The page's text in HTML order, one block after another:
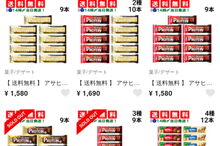
菓子/デザート
【 送料無料 】 アサヒグループ食品 1本満足バー プロテイン ホワイト 39g × 9本 まとめ買い
¥ 1,580
菓子/デザート
【 送料無料 】 アサヒグループ食品 1本満足バー プロテインバー アソート セット 2種 各5本 計10本 ( チョコ ホワイト ) まとめ買い
¥ 1,690
菓子/デザート
【 送料無料 】 アサヒグループ食品 1本満足バー プロテイン チョコ 39g × 9本 セット まとめ買い
¥ 1,580